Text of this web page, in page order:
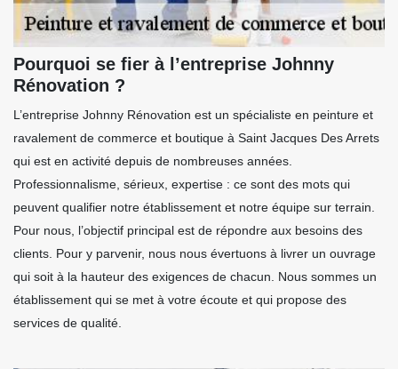
Pourquoi se fier à l’entreprise Johnny
Rénovation ?
L’entreprise Johnny Rénovation est un spécialiste en peinture et
ravalement de commerce et boutique à Saint Jacques Des Arrets
qui est en activité depuis de nombreuses années.
Professionnalisme, sérieux, expertise : ce sont des mots qui
peuvent qualifier notre établissement et notre équipe sur terrain.
Pour nous, l’objectif principal est de répondre aux besoins des
clients. Pour y parvenir, nous nous évertuons à livrer un ouvrage
qui soit à la hauteur des exigences de chacun. Nous sommes un
établissement qui se met à votre écoute et qui propose des
services de qualité.